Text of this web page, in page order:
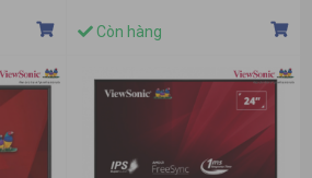
Còn hàng